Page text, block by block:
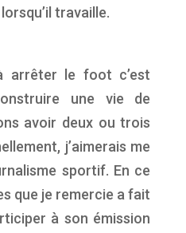
travaille.
arrêter le foot c’est
une vie de
avoir deux ou trois
j’aimerais me
sportif. En ce
que je remercie a fait
à son émission